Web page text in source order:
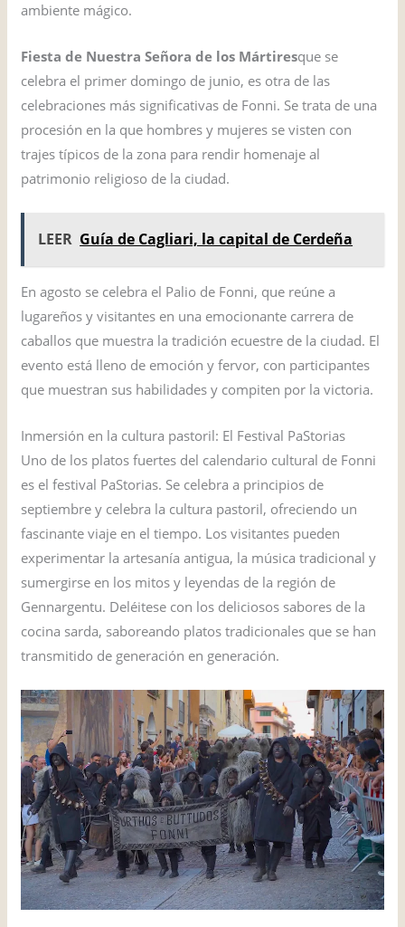
ambiente mágico.
Fiesta de Nuestra Señora de los Mártiresque se
celebra el primer domingo de junio, es otra de las
celebraciones más significativas de Fonni. Se trata de una
procesión en la que hombres y mujeres se visten con
trajes típicos de la zona para rendir homenaje al
patrimonio religioso de la ciudad.
LEER Guía de Cagliari, la capital de Cerdeña
En agosto se celebra el Palio de Fonni, que reúne a
lugareños y visitantes en una emocionante carrera de
caballos que muestra la tradición ecuestre de la ciudad. El
evento está lleno de emoción y fervor, con participantes
que muestran sus habilidades y compiten por la victoria.
Inmersión en la cultura pastoril: El Festival PaStorias
Uno de los platos fuertes del calendario cultural de Fonni
es el festival PaStorias. Se celebra a principios de
septiembre y celebra la cultura pastoril, ofreciendo un
fascinante viaje en el tiempo. Los visitantes pueden
experimentar la artesanía antigua, la música tradicional y
sumergirse en los mitos y leyendas de la región de
Gennargentu. Deléitese con los deliciosos sabores de la
cocina sarda, saboreando platos tradicionales que se han
transmitido de generación en generación.